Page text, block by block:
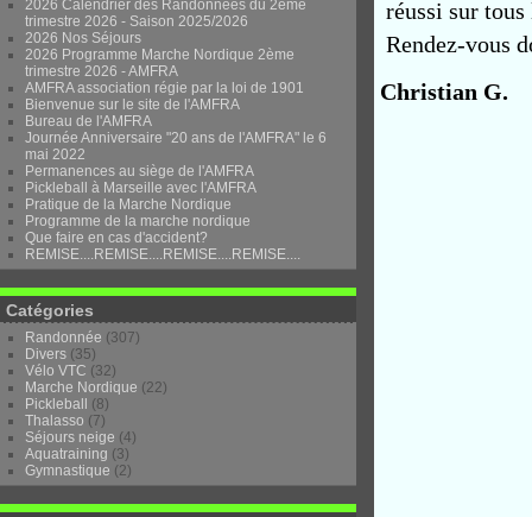
2026 Calendrier des Randonnées du 2ème
trimestre 2026 - Saison 2025/2026
2026 Nos Séjours
2026 Programme Marche Nordique 2ème
trimestre 2026 - AMFRA
AMFRA association régie par la loi de 1901
Bienvenue sur le site de l'AMFRA
Bureau de l'AMFRA
Journée Anniversaire "20 ans de l'AMFRA" le 6
mai 2022
Permanences au siège de l'AMFRA
Pickleball à Marseille avec l'AMFRA
Pratique de la Marche Nordique
Programme de la marche nordique
Que faire en cas d'accident?
REMISE....REMISE....REMISE....REMISE....
Catégories
Randonnée (307)
Divers (35)
Vélo VTC (32)
Marche Nordique (22)
Pickleball
(8)
Thalasso (7)
Séjours neige (4)
Aquatraining (3)
Gymnastique (2)
réussi sur
Rendez-vous
Christian G.